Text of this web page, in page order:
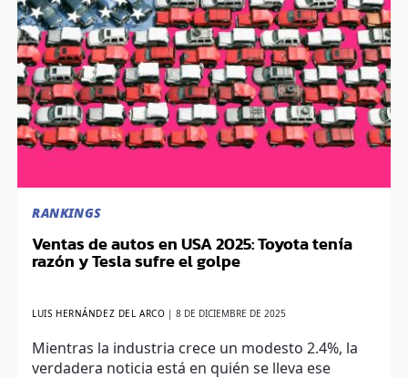
RANKINGS
Ventas de autos en USA 2025: Toyota tenía
razón y Tesla sufre el golpe
LUIS HERNÁNDEZ DEL ARCO |8 DE DICIEMBRE DE 2025
Mientras la industria crece un modesto 2.4%, la
verdadera noticia está en quién se lleva ese